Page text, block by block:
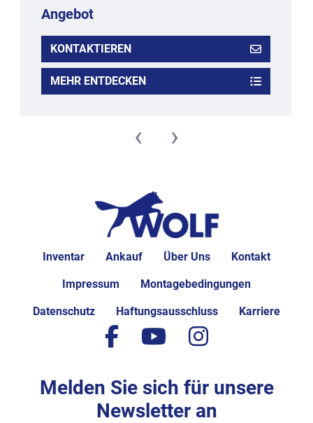
Angebot
KONTAKTIEREN
MEHR ENTDECKEN
‹ ›
Inventar Ankauf Über Uns Kontakt
Impressum Montagebedingungen
Datenschutz Haftungsausschluss Karriere
facebook
youtubeinstagram
Melden Sie sich für unsere
Newsletter an